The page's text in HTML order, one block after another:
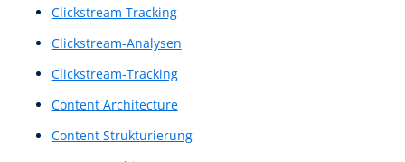
Benutzerumfrage
Benutzerumfragen
benutzerzentrierte Interaktionen
Blickbewegungsanalyse